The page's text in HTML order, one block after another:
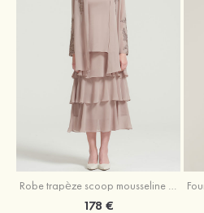
Robe trapèze scoop mousseline longueur mollet robe de mère de la mariée avec appliqué volants veste
178 €